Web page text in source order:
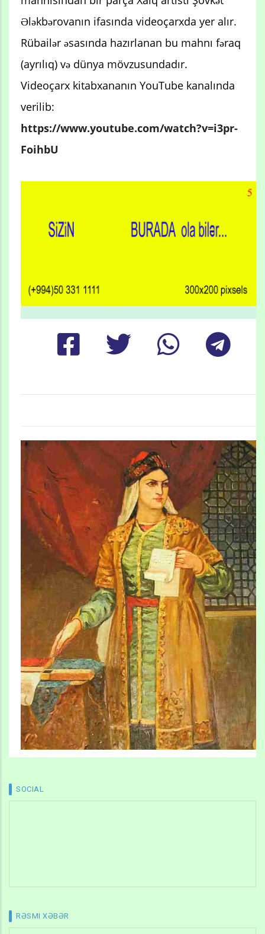
Ələkbərovanın ifasında videoçarxda yer alır.
Rübailər əsasında hazırlanan bu mahnı fəraq
(ayrılıq) və dünya mövzusundadır.
Videoçarx kitabxananın YouTube kanalında
verilib:
https://www.youtube.com/watch?v=i3pr-
FoihbU
SOCIAL
RƏSMI XƏBƏR